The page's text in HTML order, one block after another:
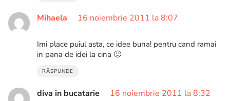
Mihaela 16 noiembrie 2011 la 8:07
Imi place puiul asta, ce idee buna! pentru cand ramai
in pana de idei la cina 🙂
RĂSPUNDE
diva in bucatarie 16 noiembrie 2011 la 8:32